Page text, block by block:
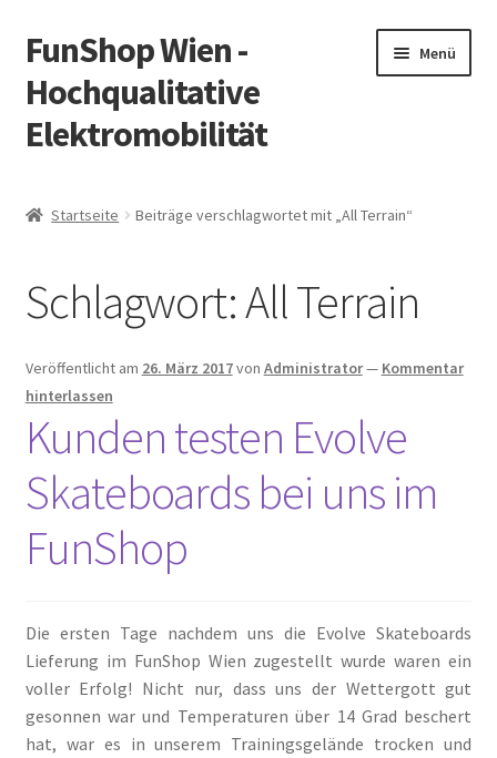
Zur
Navigation
springen
Zum
Inhalt
springen
FunShop Wien -
Hochqualitative
Elektromobilität
Menü
Vorsicht Internetbetrug
Über FunShop
öffnen
Impressum
Zum Onlineshop in der Web Version
Startseite Beiträge verschlagwortet mit „All Terrain“
Schlagwort:All Terrain
Veröffentlicht am 26. März 2017von Administrator— Kommentar
hinterlassen
Kunden testen Evolve
Skateboards bei uns im
FunShop
Die ersten Tage nachdem uns die Evolve Skateboards
Lieferung im FunShop Wien zugestellt wurde waren ein
voller Erfolg! Nicht nur, dass uns der Wettergott gut
gesonnen war und Temperaturen über 14 Grad beschert
hat, war es in unserem Trainingsgelände trocken und